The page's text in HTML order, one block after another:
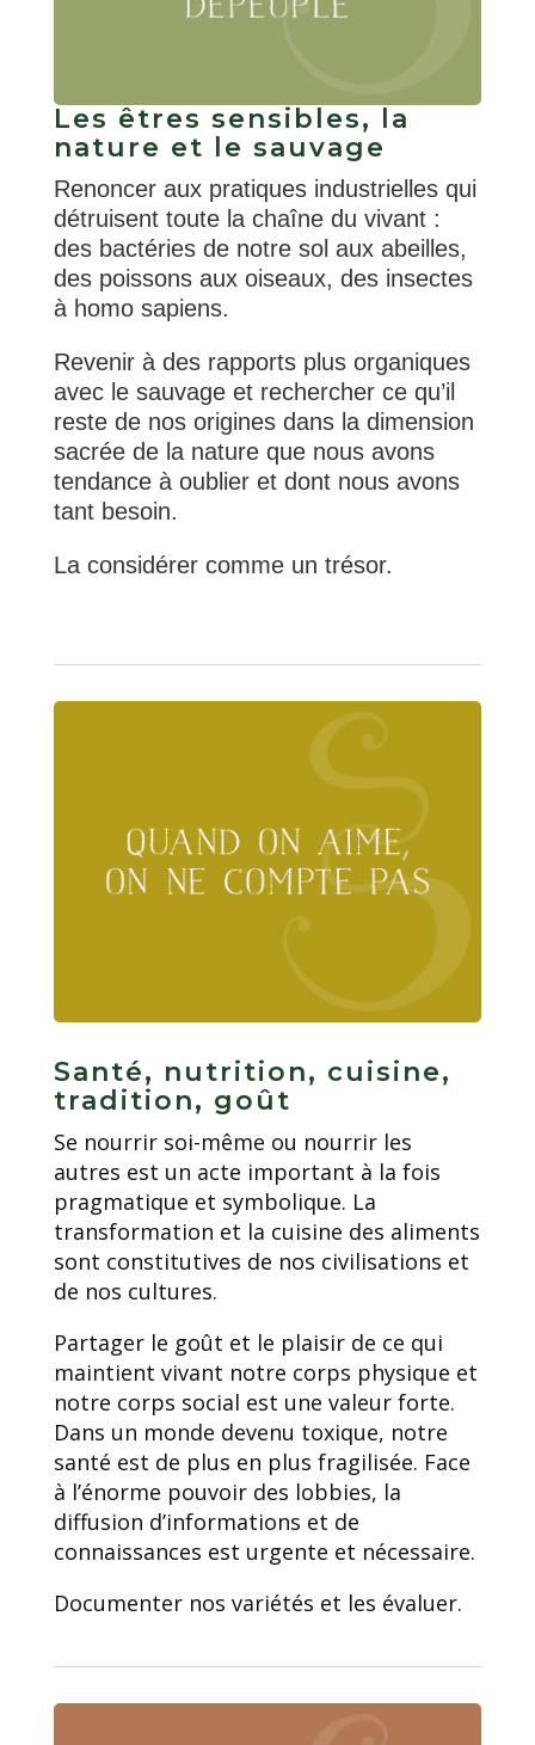
Les êtres sensibles, la
nature et le sauvage
Renoncer aux pratiques industrielles qui
détruisent toute la chaîne du vivant :
des bactéries de notre sol aux abeilles,
des poissons aux oiseaux, des insectes
à homo sapiens.
Revenir à des rapports plus organiques
avec le sauvage et rechercher ce qu’il
reste de nos origines dans la dimension
sacrée de la nature que nous avons
tendance à oublier et dont nous avons
tant besoin.
La considérer comme un trésor.
Santé, nutrition, cuisine,
tradition, goût
Se nourrir soi-même ou nourrir les
autres est un acte important à la fois
pragmatique et symbolique. La
transformation et la cuisine des aliments
sont constitutives de nos civilisations et
de nos cultures.
Partager le goût et le plaisir de ce qui
maintient vivant notre corps physique et
notre corps social est une valeur forte.
Dans un monde devenu toxique, notre
santé est de plus en plus fragilisée. Face
à l’énorme pouvoir des lobbies, la
diffusion d’informations et de
connaissances est urgente et nécessaire.
Documenter nos variétés et les évaluer.